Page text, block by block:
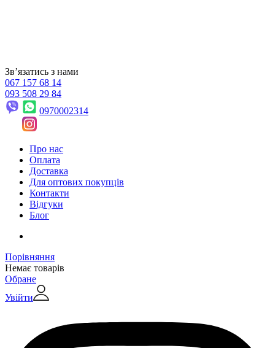
Звʼязатись з нами
067 157 68 14
093 508 29 84
0970002314
Про нас
Оплата
Доставка
Для оптових покупців
Контакти
Відгуки
Блог
Порівняння
Немає товарів
Обране
Увійти